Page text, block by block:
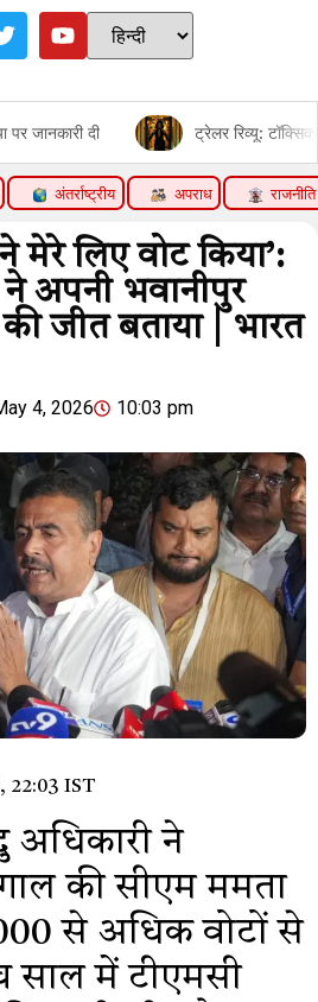
ट्रेलर रिव्यू: टॉक्सिक:यश का स्वैग
अंतर्राष्ट्रीय अपराध राजनीति
मेरे लिए वोट किया’:
अपनी भवानीपुर
जीत बताया | भारत
4, 2026 10:03 pm
22:03 IST
अधिकारी ने
की सीएम ममता
से अधिक वोटों से
साल में टीएमसी